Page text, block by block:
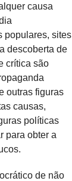
causa
populares, sites
descoberta de
crítica são
outras figuras
causas,
políticas
para obter a
de não